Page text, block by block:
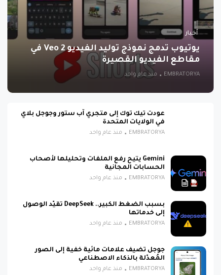
أخبار
يوتيوب تدمج نموذج توليد الفيديو Veo 2 في
مقاطع الفيديو القصيرة
EMBRATORYA منذ عام واحد
عودت تيك توك إلى متجري آب ستور وجوجل بلاي
في الولايات المتحدة
EMBRATORYA منذ عام واحد
Gemini يتيح رفع الملفات وتحليلها لأصحاب
الحسابات المجانية
EMBRATORYA منذ عام واحد
بسبب الضغط الكبير.. DeepSeek تقيّد الوصول
إلى خدماتها
EMBRATORYA منذ عام واحد
جوجل تضيف علامات مائية خفية إلى الصور
المُعدّلة بالذكاء الاصطناعي
EMBRATORYA منذ عام واحد